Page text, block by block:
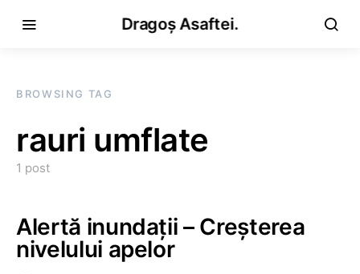
Dragoș Asaftei.
BROWSING TAG
rauri umflate
1 post
Alertă inundaţii – Creşterea
nivelului apelor